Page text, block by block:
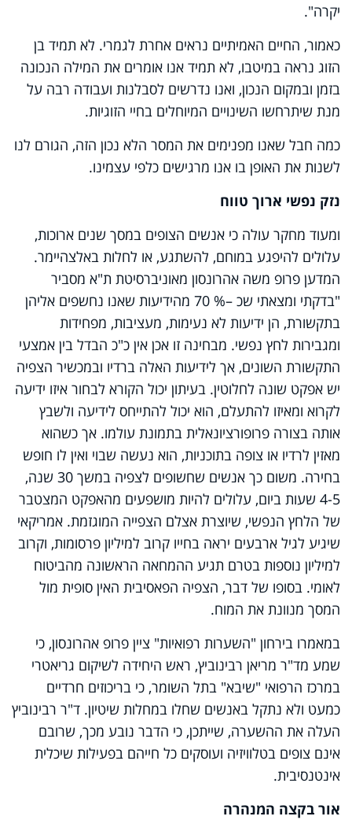
יקרה".
כאמור, החיים האמיתיים נראים אחרת לגמרי. לא תמיד בן
הזוג נראה במיטבו, לא תמיד אנו אומרים את המילה הנכונה
בזמן ובמקום הנכון, ואנו נדרשים לסבלנות ועבודה רבה על
מנת שיתרחשו השינויים המיוחלים בחיי הזוגיות.
כמה חבל שאנו מפנימים את המסר הלא נכון הזה, הגורם לנו
לשנות את האופן בו אנו מרגישים כלפי עצמינו.
נזק נפשי ארוך טווח
ומעוד מחקר עולה כי אנשים הצופים במסך שנים ארוכות,
עלולים להיפגע במוחם, להשתגע, או לחלות באלצהיימר.
המדען פרופ משה אהרונסון מאוניברסיטת ת"א מסביר
"בדקתי ומצאתי שכ –% 70 מהידיעות שאנו נחשפים אליהן
בתקשורת, הן ידיעות לא נעימות, מעציבות, מפחידות
ומגבירות לחץ נפשי. מבחינה זו אכן אין כ"כ הבדל בין אמצעי
התקשורת השונים, אך לידיעות האלה ברדיו ובמכשיר הצפיה
יש אפקט שונה לחלוטין. בעיתון יכול הקורא לבחור איזו ידיעה
לקרוא ומאיזו להתעלם, הוא יכול להתייחס לידיעה ולשבץ
אותה בצורה פרופורציונאלית בתמונת עולמו. אך כשהוא
מאזין לרדיו או צופה בתוכניות, הוא נעשה שבוי ואין לו חופש
בחירה. משום כך אנשים שחשופים לצפיה במשך 30 שנה,
4-5 שעות ביום, עלולים להיות מושפעים מהאפקט המצטבר
של הלחץ הנפשי, שיוצרת אצלם הצפייה המוגזמת. אמריקאי
שיגיע לגיל ארבעים יראה בחייו קרוב למיליון פרסומות, וקרוב
למיליון נוספות בטרם תגיע ההמחאה הראשונה מהביטוח
לאומי. בסופו של דבר, הצפיה הפאסיבית האין סופית מול
המסך מנוונת את המוח.
במאמרו בירחון "השערות רפואיות" ציין פרופ אהרונסון, כי
שמע מד"ר מריאן רבינוביץ, ראש היחידה לשיקום גריאטרי
במרכז הרפואי "שיבא" בתל השומר, כי בריכוזים חרדיים
כמעט ולא נתקל באנשים שחלו במחלות שיטיון. ד"ר רבינוביץ
העלה את ההשערה, שייתכן, כי הדבר נובע מכך, שרובם
אינם צופים בטלוויזיה ועוסקים כל חייהם בפעילות שיכלית
אינטנסיבית.
אור בקצה המנהרה